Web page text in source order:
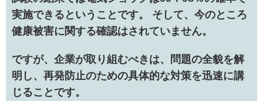
実施できるということです。 そして、今のところ
健康被害に関する確認はされていません。
ですが、企業が取り組むべきは、問題の全貌を解
明し、再発防止のための具体的な対策を迅速に講
じることです。